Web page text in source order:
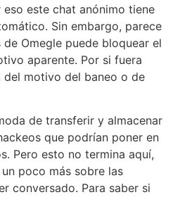
este chat anónimo tiene
Sin embargo, parece
Omegle puede bloquear el
aparente. Por si fuera
del motivo del baneo o de
de transferir y almacenar
que podrían poner en
Pero esto no termina aquí,
poco más sobre las
conversado. Para saber si